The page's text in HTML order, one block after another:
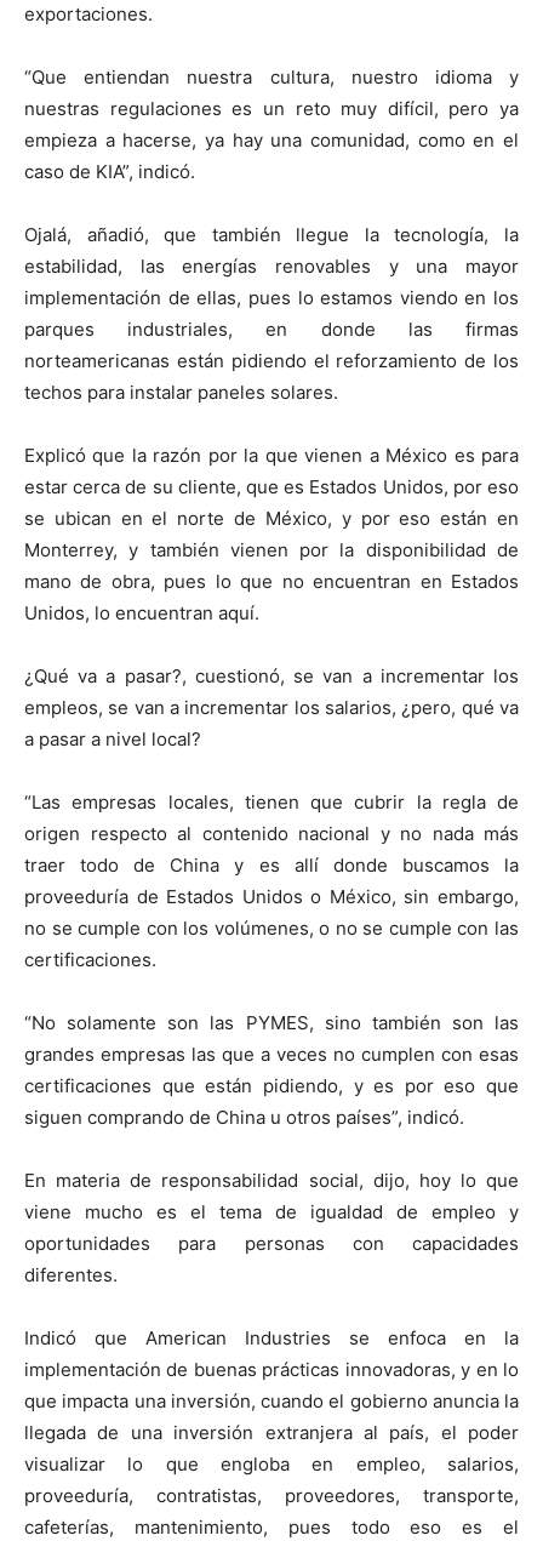
exportaciones.
“Que entiendan nuestra cultura, nuestro idioma y
nuestras regulaciones es un reto muy difícil, pero ya
empieza a hacerse, ya hay una comunidad, como en el
caso de KIA”, indicó.
Ojalá, añadió, que también llegue la tecnología, la
estabilidad, las energías renovables y una mayor
implementación de ellas, pues lo estamos viendo en los
parques industriales, en donde las firmas
norteamericanas están pidiendo el reforzamiento de los
techos para instalar paneles solares.
Explicó que la razón por la que vienen a México es para
estar cerca de su cliente, que es Estados Unidos, por eso
se ubican en el norte de México, y por eso están en
Monterrey, y también vienen por la disponibilidad de
mano de obra, pues lo que no encuentran en Estados
Unidos, lo encuentran aquí.
¿Qué va a pasar?, cuestionó, se van a incrementar los
empleos, se van a incrementar los salarios, ¿pero, qué va
a pasar a nivel local?
“Las empresas locales, tienen que cubrir la regla de
origen respecto al contenido nacional y no nada más
traer todo de China y es allí donde buscamos la
proveeduría de Estados Unidos o México, sin embargo,
no se cumple con los volúmenes, o no se cumple con las
certificaciones.
“No solamente son las PYMES, sino también son las
grandes empresas las que a veces no cumplen con esas
certificaciones que están pidiendo, y es por eso que
siguen comprando de China u otros países”, indicó.
En materia de responsabilidad social, dijo, hoy lo que
viene mucho es el tema de igualdad de empleo y
oportunidades para personas con capacidades
diferentes.
Indicó que American Industries se enfoca en la
implementación de buenas prácticas innovadoras, y en lo
que impacta una inversión, cuando el gobierno anuncia la
llegada de una inversión extranjera al país, el poder
visualizar lo que engloba en empleo, salarios,
proveeduría, contratistas, proveedores, transporte,
cafeterías, mantenimiento, pues todo eso es el